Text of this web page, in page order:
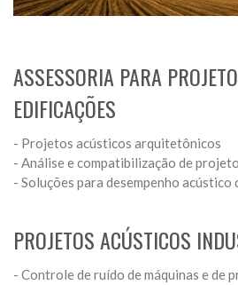
ASSESSORIA PARA
EDIFICAÇÕES
- Projetos acústicos arquitetônicos
- Análise e compatibilização de
- Soluções para desempenho acústico
PROJETOS ACÚSTICOS
- Controle de ruído de máquinas e de